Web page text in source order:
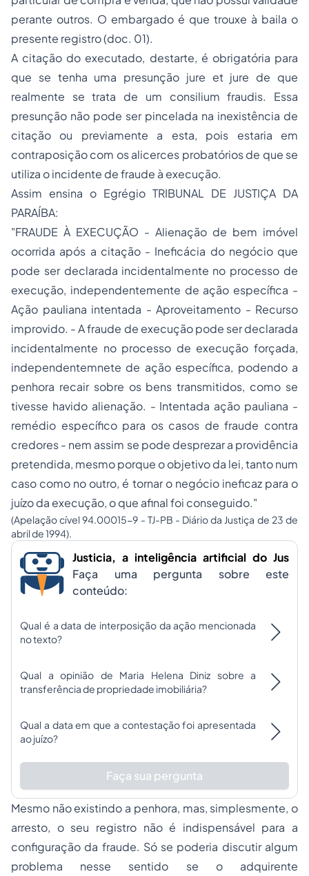
perante outros. O embargado é que trouxe à baila o
presente registro (doc. 01).
A citação do executado, destarte, é obrigatória para
que se tenha uma presunção jure et jure de que
realmente se trata de um consilium fraudis. Essa
presunção não pode ser pincelada na inexistência de
citação ou previamente a esta, pois estaria em
contraposição com os alicerces probatórios de que se
utiliza o incidente de fraude à execução.
Assim ensina o Egrégio TRIBUNAL DE JUSTIÇA DA
PARAÍBA:
"FRAUDE À EXECUÇÃO - Alienação de bem imóvel
ocorrida após a citação - Ineficácia do negócio que
pode ser declarada incidentalmente no processo de
execução, independentemente de ação específica -
Ação pauliana intentada - Aproveitamento - Recurso
improvido. - A fraude de execução pode ser declarada
incidentalmente no processo de execução forçada,
independentemnete de ação específica, podendo a
penhora recair sobre os bens transmitidos, como se
tivesse havido alienação. - Intentada ação pauliana -
remédio específico para os casos de fraude contra
credores - nem assim se pode desprezar a providência
pretendida, mesmo porque o objetivo da lei, tanto num
caso como no outro, é tornar o negócio ineficaz para o
juízo da execução, o que afinal foi conseguido."
(Apelação cível 94.00015-9 - TJ-PB - Diário da Justiça de 23 de
abril de 1994).
Justicia, a inteligência artificial do Jus
Faça uma pergunta sobre este
conteúdo:
Qual é a data de interposição da ação mencionada
no texto?
Qual a opinião de Maria Helena Diniz sobre a
transferência de propriedade imobiliária?
Qual a data em que a contestação foi apresentada
ao juízo?
Faça sua pergunta
Mesmo não existindo a penhora, mas, simplesmente, o
arresto, o seu registro não é indispensável para a
configuração da fraude. Só se poderia discutir algum
problema nesse sentido se o adquirente